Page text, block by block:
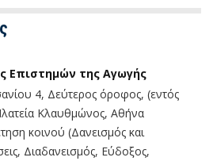
Επιστημών της Αγωγής
4, Δεύτερος όροφος, (εντός
Κλαυθμώνος, Αθήνα
κοινού (Δανεισμός και
Διαδανεισμός, Εύδοξος,